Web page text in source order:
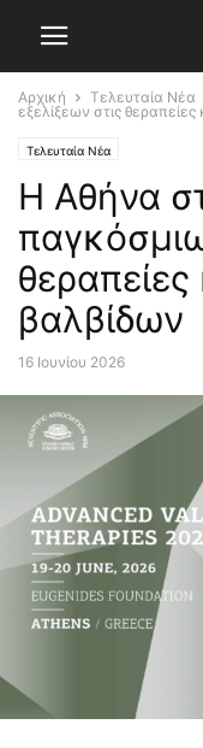
Αρχική Τελευταία Νέα
εξελίξεων στις
Τελευταία Νέα
Η Αθήνα
βαλβίδων
16 Ιουνίου 2026